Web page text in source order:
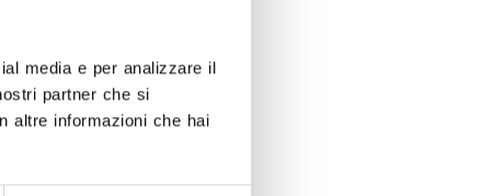
media e per analizzare il
partner che si
altre informazioni che hai